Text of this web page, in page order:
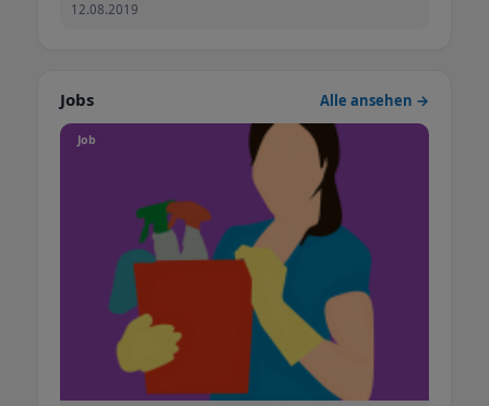
12.08.2019
Jobs Alle ansehen →
Job